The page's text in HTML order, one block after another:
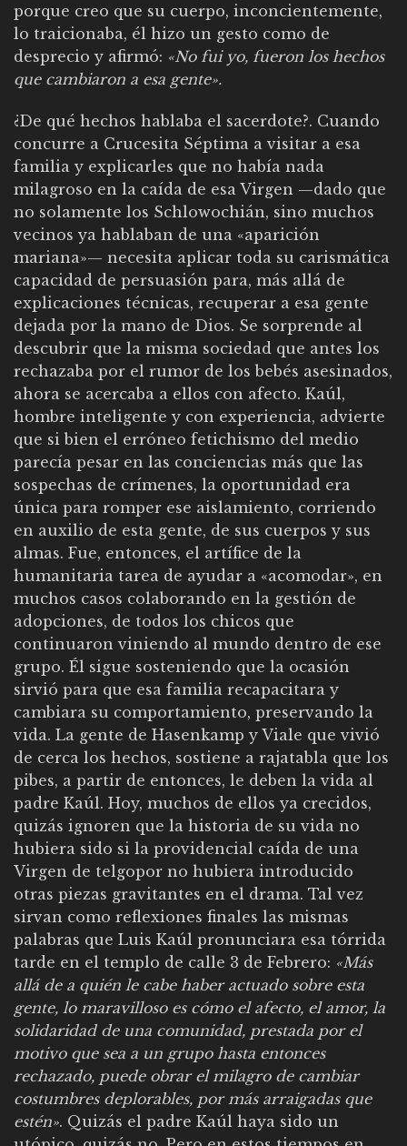
porque creo que su cuerpo, inconcientemente,
lo traicionaba, él hizo un gesto como de
desprecio y afirmó: «No fui yo, fueron los hechos
que cambiaron a esa gente».
¿De qué hechos hablaba el sacerdote?. Cuando
concurre a Crucesita Séptima a visitar a esa
familia y explicarles que no había nada
milagroso en la caída de esa Virgen —dado que
no solamente los Schlowochián, sino muchos
vecinos ya hablaban de una «aparición
mariana»— necesita aplicar toda su carismática
capacidad de persuasión para, más allá de
explicaciones técnicas, recuperar a esa gente
dejada por la mano de Dios. Se sorprende al
descubrir que la misma sociedad que antes los
rechazaba por el rumor de los bebés asesinados,
ahora se acercaba a ellos con afecto. Kaúl,
hombre inteligente y con experiencia, advierte
que si bien el erróneo fetichismo del medio
parecía pesar en las conciencias más que las
sospechas de crímenes, la oportunidad era
única para romper ese aislamiento, corriendo
en auxilio de esta gente, de sus cuerpos y sus
almas. Fue, entonces, el artífice de la
humanitaria tarea de ayudar a «acomodar», en
muchos casos colaborando en la gestión de
adopciones, de todos los chicos que
continuaron viniendo al mundo dentro de ese
grupo. Él sigue sosteniendo que la ocasión
sirvió para que esa familia recapacitara y
cambiara su comportamiento, preservando la
vida. La gente de Hasenkamp y Viale que vivió
de cerca los hechos, sostiene a rajatabla que los
pibes, a partir de entonces, le deben la vida al
padre Kaúl. Hoy, muchos de ellos ya crecidos,
quizás ignoren que la historia de su vida no
hubiera sido si la providencial caída de una
Virgen de telgopor no hubiera introducido
otras piezas gravitantes en el drama. Tal vez
sirvan como reflexiones finales las mismas
palabras que Luis Kaúl pronunciara esa tórrida
tarde en el templo de calle 3 de Febrero: «Más
allá de a quién le cabe haber actuado sobre esta
gente, lo maravilloso es cómo el afecto, el amor, la
solidaridad de una comunidad, prestada por el
motivo que sea a un grupo hasta entonces
rechazado, puede obrar el milagro de cambiar
costumbres deplorables, por más arraigadas que
estén». Quizás el padre Kaúl haya sido un